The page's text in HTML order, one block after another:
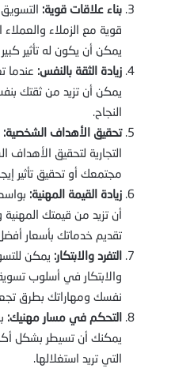
بناء علاقات قوية:
قوية مع الزملاء
يمكن أن يكون له تأثير
زيادة الثقة بالنفس: عندما
يمكن أن تزيد من ثقتك
النجاح.
تحقيق الأهداف الشخصية:
التجارية لتحقيق
مجتمعك أو تحقيق تأثير
زيادة القيمة المهنية:
أن تزيد من قيمتك
تقديم خدماتك بأسعار
التفرد والابتكار: يمكن
والابتكار في أسلوب
نفسك ومهاراتك بطرق
التحكم في مسار مهنيك:
يمكنك أن تسيطر بشكل
التي تريد استغلالها.